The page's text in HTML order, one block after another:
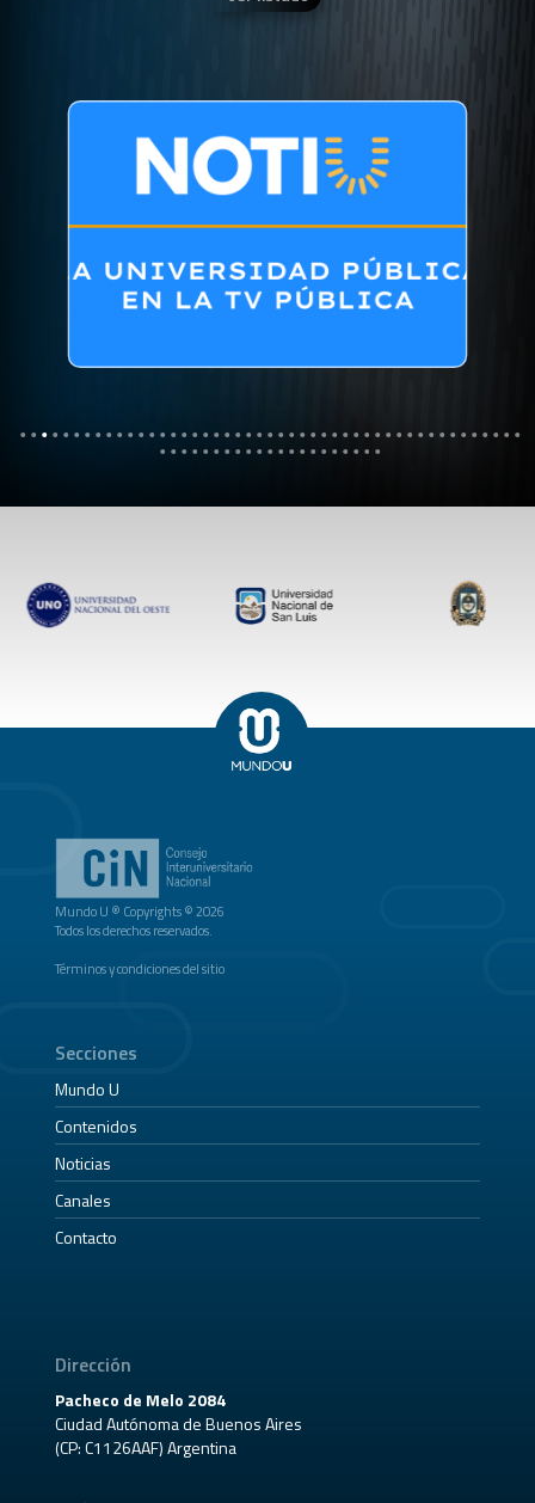
Mundo U ® Copyrights © 2026
Todos los derechos reservados.
Términos y condiciones del sitio
Secciones
Mundo U
Contenidos
Noticias
Canales
Contacto
Dirección
Pacheco de Melo 2084
Ciudad Autónoma de Buenos Aires
(CP: C1126AAF) Argentina